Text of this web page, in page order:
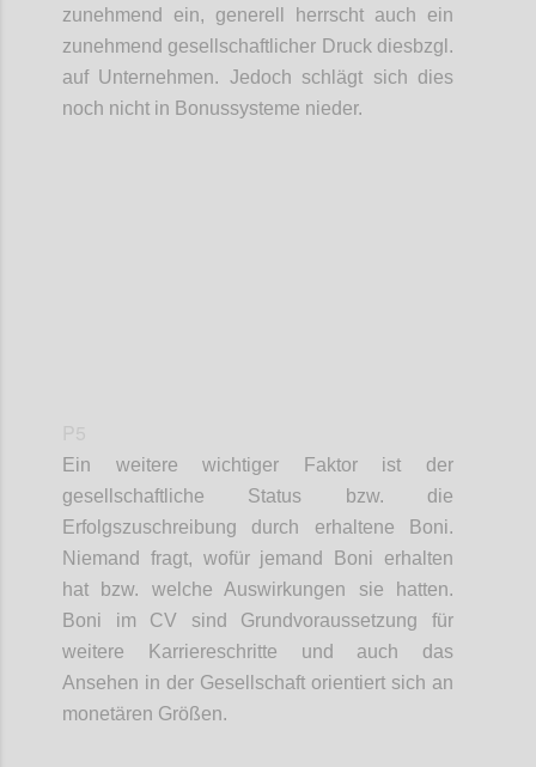
zunehmend ein, generell herrscht auch ein
zunehmend gesellschaftlicher Druck diesbzgl.
auf Unternehmen. Jedoch schlägt sich dies
noch nicht in Bonussysteme nieder.
Ein weitere wichtiger Faktor ist d er
gesellschaftliche Status bzw. die
Erfolgszuschreibung durch erhaltene Boni.
Niemand fragt, wofür jemand Boni erhalten
hat bzw. welche Auswirkungen sie hatten.
Boni im CV sind Grundvoraussetzung für
weitere Karriereschritte und auch das
Ansehen in der Gesellschaft orientiert sich an
monetären Größen.